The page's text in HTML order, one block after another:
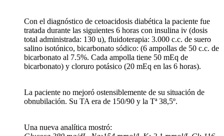
Con el diagnóstico de cetoacidosis diabética la paciente fue
tratada durante las siguientes 6 horas con insulina iv (dosis
total administrada: 130 u), fluidoterapia: 3.000 c.c. de suero
salino isotónico, bicarbonato sódico: (6 ampollas de 50 c.c. de
bicarbonato al 7.5%. Cada ampolla tiene 50 mEq de
bicarbonato) y cloruro potásico (20 mEq en las 6 horas).
La paciente no mejoró ostensiblemente de su situación de
obnubilación. Su TA era de 150/90 y la Tª 38,5º.
Una nueva analítica mostró: